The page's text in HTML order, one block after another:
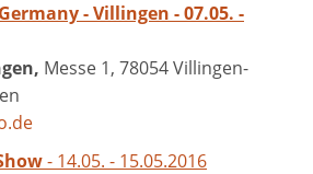
- Villingen - 07.05. -
Messe 1, 78054 Villingen-
- 14.05. - 15.05.2016